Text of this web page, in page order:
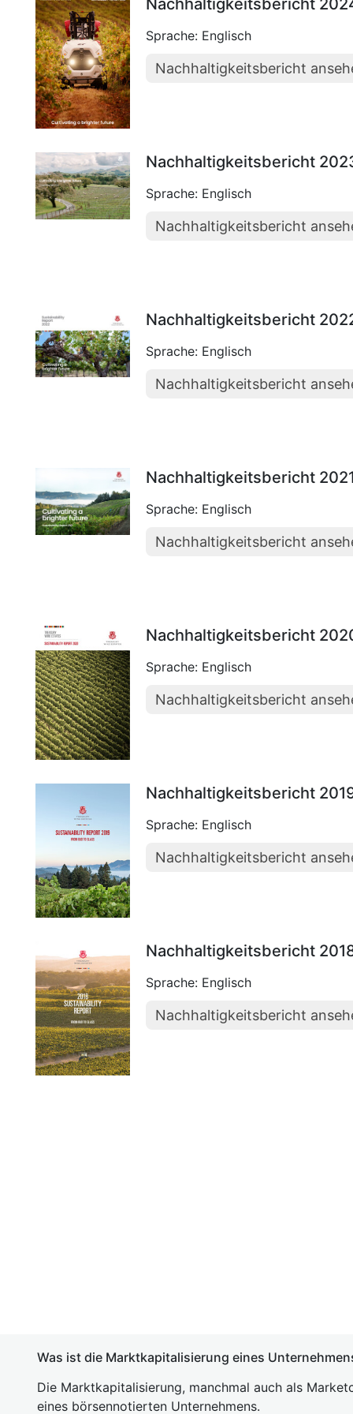
Nachhaltigkeitsbericht
Sprache: Englisch
Nachhaltigkeitsbericht
Nachhaltigkeitsbericht
Sprache: Englisch
Nachhaltigkeitsbericht
Nachhaltigkeitsbericht
Sprache: Englisch
Nachhaltigkeitsbericht
Nachhaltigkeitsbericht 2021
Sprache: Englisch
Nachhaltigkeitsbericht
Nachhaltigkeitsbericht
Sprache: Englisch
Nachhaltigkeitsbericht
Nachhaltigkeitsbericht
Sprache: Englisch
Nachhaltigkeitsbericht
Nachhaltigkeitsbericht
Sprache: Englisch
Nachhaltigkeitsbericht
Was ist die Marktkapitalisierung eines
Die Marktkapitalisierung, manchmal auch als
eines börsennotierten Unternehmens.